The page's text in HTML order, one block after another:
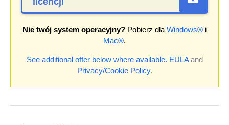
Nie twój system operacyjny? Pobierz dla Windows® i
Mac®.
See additional offer below where available. EULAand
Privacy/Cookie Policy.